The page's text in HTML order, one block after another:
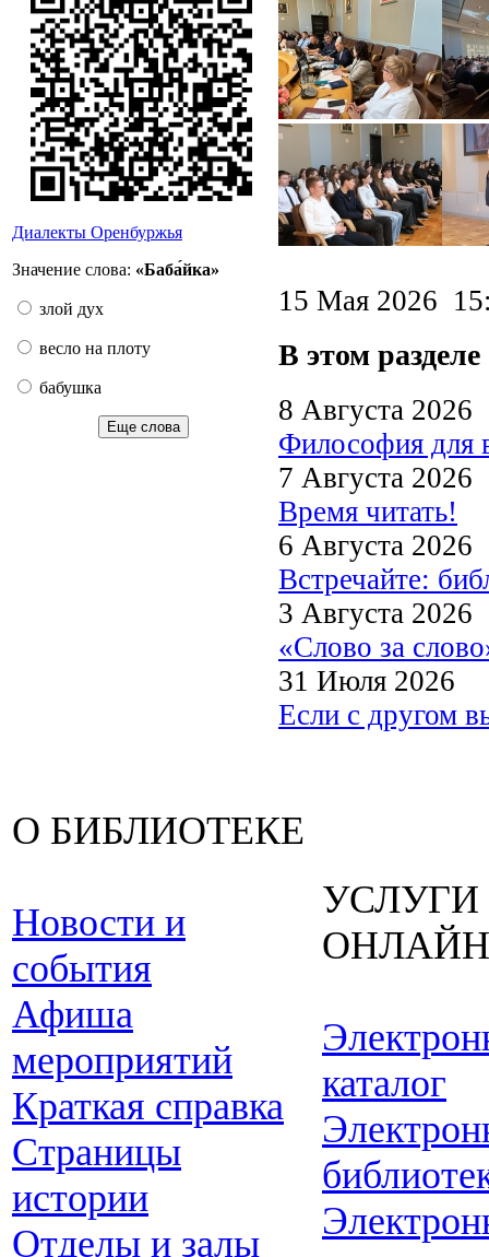
Диалекты Оренбуржья
Значение слова: «Баба́йка»
злой дух
весло на плоту
бабушка
Еще слова
15 Мая 2026
В этом разделе
8 Августа 2026
Философия для
7 Августа 2026
Время читать!
6 Августа 2026
Встречайте:
3 Августа 2026
«Слово за
31 Июля 2026
Если с другом
О БИБЛИОТЕКЕ
Новости и
события
Афиша
мероприятий
Краткая справка
Страницы
истории
Отделы и залы
УСЛУГИ
ОНЛАЙН
каталог